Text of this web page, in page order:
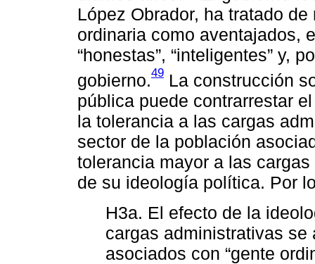
López Obrador, ha tratado
ordinaria como aventajados,
“honestas”, “inteligentes” y,
gobierno.49 La construcción
pública puede contrarrestar
la tolerancia a las cargas
sector de la población
tolerancia mayor a las
de su ideología política. Por
H3a. El efecto de la
cargas administrativas
asociados con “gente